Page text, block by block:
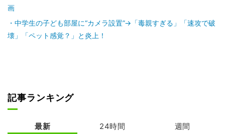
画
中学生の子ども部屋に“カメラ設置”→「毒親すぎる」「速攻で破
壊」「ペット感覚？」と炎上！
記事ランキング
最新 24時間 週間